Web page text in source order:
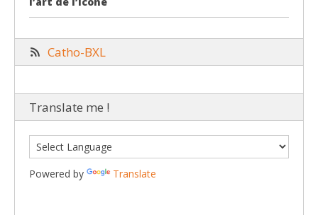
Catho-BXL
Translate me !
Powered by Translate